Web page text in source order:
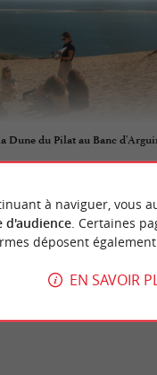
Dune du Pilat au Banc
Buch
à naviguer, vous
d'audience. Certaines
déposent également
EN SAVOIR